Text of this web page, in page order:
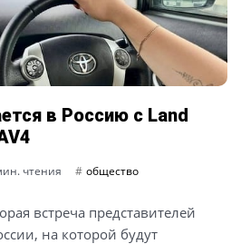
в Россию с Land
чтения общество
встреча представителей
на которой будут